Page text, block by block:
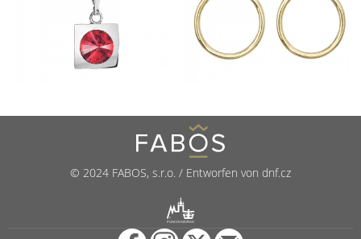
© 2024 FABOS, s.r.o. / Entworfen von dnf.cz
PUNCOVNÍ ÚŘAD